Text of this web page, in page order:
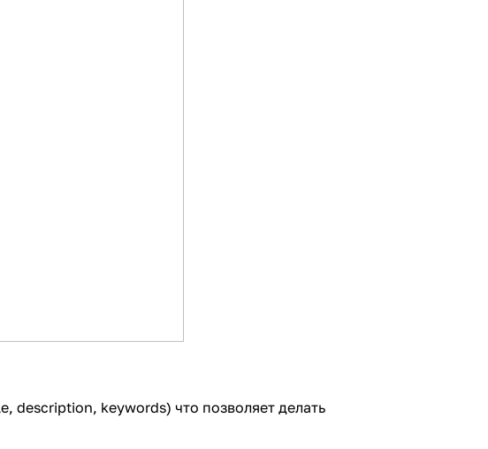
description, keywords) что позволяет делать